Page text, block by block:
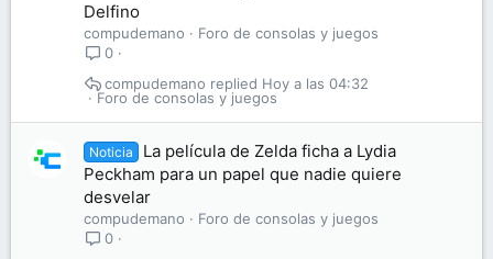
Delfino
compudemano
Foro de consolas y juegos
0
Foro de consolas y juegos
Hoy a las 04:32
compudemano
Noticia
La película de Zelda ficha a Lydia
Peckham para un papel que nadie quiere
desvelar
compudemano
Foro de consolas y juegos
0